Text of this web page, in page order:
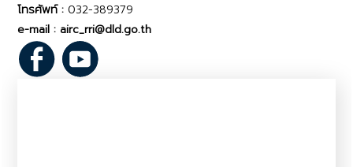
โทรศัพท์ : 032-389379
e-mail : airc_rri@dld.go.th